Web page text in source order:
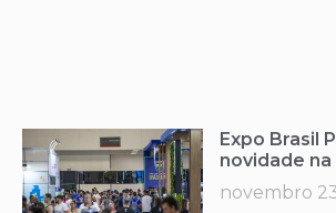
Expo Brasil
novidade
novembro